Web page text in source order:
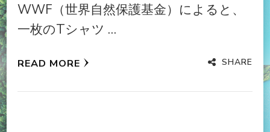
WWF（世界自然保護基金）によると、
一枚のTシャツ …
READ MORE SHARE